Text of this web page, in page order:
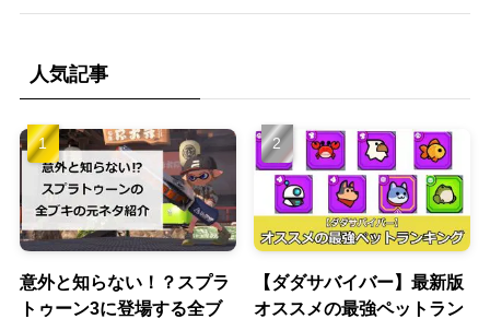
人気記事
意外と知らない！？スプラ
トゥーン3に登場する全ブ
【ダダサバイバー】最新版
オススメの最強ペットラン